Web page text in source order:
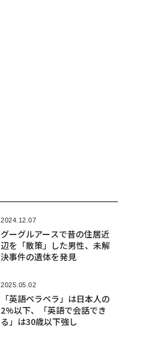
2024.12.07
グーグルアースで昔の住居近
辺を「散策」した男性、未解
決事件の遺体を発見
2025.05.02
「英語ペラペラ」は日本人の
2%以下、「英語で会話でき
る」は30歳以下強し